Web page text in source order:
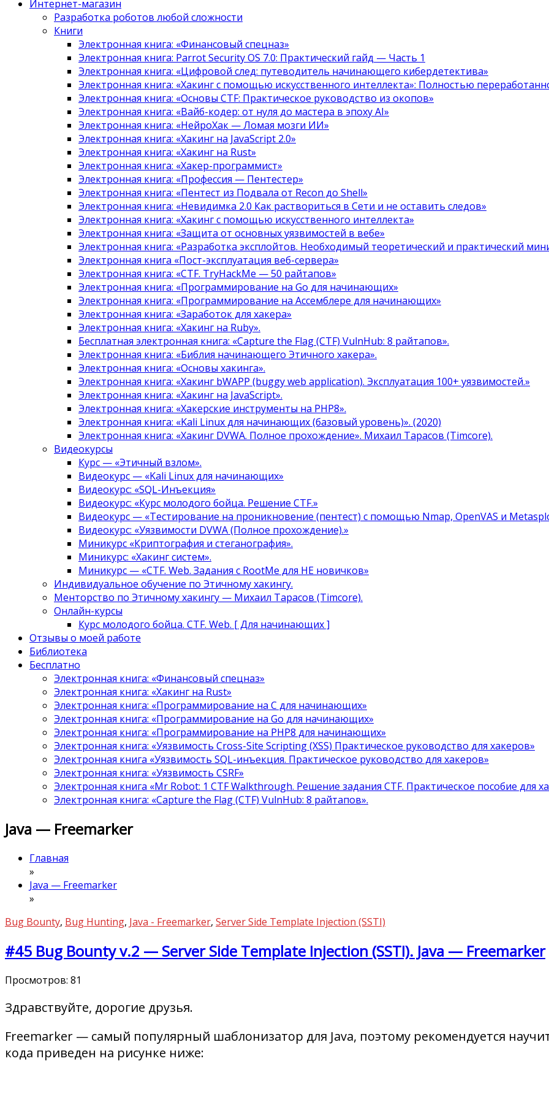
Интернет-магазин
Разработка роботов любой сложности
Книги
Электронная книга: «Финансовый спецназ»
Электронная книга: Parrot Security OS 7.0: Практический гайд — Часть 1
Электронная книга: «Цифровой след: путеводитель начинающего кибердетектива»
Электронная книга: «Хакинг с помощью искусственного интеллекта»: Полностью
Электронная книга: «Основы CTF: Практическое руководство из окопов»
Электронная книга: «Вайб-кодер: от нуля до мастера в эпоху AI»
Электронная книга: «НейроХак — Ломая мозги ИИ»
Электронная книга: «Хакинг на JavaScript 2.0»
Электронная книга: «Хакинг на Rust»
Электронная книга: «Хакер-программист»
Электронная книга: «Профессия — Пентестер»
Электронная книга: «Пентест из Подвала от Recon до Shell»
Электронная книга: «Невидимка 2.0 Как раствориться в Сети и не оставить следов»
Электронная книга: «Хакинг с помощью искусственного интеллекта»
Электронная книга: «Защита от основных уязвимостей в вебе»
Электронная книга: «Разработка эксплойтов. Необходимый теоретический и практический
Электронная книга «Пост-эксплуатация веб-сервера»
Электронная книга: «CTF. TryHackMe — 50 райтапов»
Электронная книга: «Программирование на Go для начинающих»
Электронная книга: «Программирование на Ассемблере для начинающих»
Электронная книга: «Заработок для хакера»
Электронная книга: «Хакинг на Ruby».
Бесплатная электронная книга: «Capture the Flag (CTF) VulnHub: 8 райтапов».
Электронная книга: «Библия начинающего Этичного хакера».
Электронная книга: «Основы хакинга».
Электронная книга: «Хакинг bWAPP (buggy web application). Эксплуатация 100+ уязвимостей.»
Электронная книга: «Хакинг на JavaScript».
Электронная книга: «Хакерские инструменты на PHP8».
Электронная книга: «Kali Linux для начинающих (базовый уровень)». (2020)
Электронная книга: «Хакинг DVWA. Полное прохождение». Михаил Тарасов (Timcore).
Видеокурсы
Курс — «Этичный взлом».
Видеокурс — «Kali Linux для начинающих»
Видеокурс: «SQL-Инъекция»
Видеокурс: «Курс молодого бойца. Решение CTF.»
Видеокурс — «Тестирование на проникновение (пентест) с помощью Nmap, OpenVAS и
Видеокурс: «Уязвимости DVWA (Полное прохождение).»
Миникурс «Криптография и стеганография».
Миникурс: «Хакинг систем».
Миникурс — «CTF. Web. Задания с RootMe для НЕ новичков»
Индивидуальное обучение по Этичному хакингу.
Менторство по Этичному хакингу — Михаил Тарасов (Timcore).
Онлайн-курсы
Курс молодого бойца. CTF. Web. [ Для начинающих ]
Отзывы о моей работе
Библиотека
Бесплатно
Электронная книга: «Финансовый спецназ»
Электронная книга: «Хакинг на Rust»
Электронная книга: «Программирование на C для начинающих»
Электронная книга: «Программирование на Go для начинающих»
Электронная книга: «Программирование на PHP8 для начинающих»
Электронная книга: «Уязвимость Cross-Site Scripting (XSS) Практическое руководство для хакеров»
Электронная книга «Уязвимость SQL-инъекция. Практическое руководство для хакеров»
Электронная книга: «Уязвимость CSRF»
Электронная книга «Mr Robot: 1 CTF Walkthrough. Решение задания CTF. Практическое пособие для
Электронная книга: «Capture the Flag (CTF) VulnHub: 8 райтапов».
Java — Freemarker
Главная
»
Java — Freemarker
»
Bug Bounty, Bug Hunting, Java - Freemarker, Server Side Template Injection (SSTI)
#45 Bug Bounty v.2 — Server Side Template Injection (SSTI). Java — Freemarker
Просмотров: 81
Здравствуйте, дорогие друзья.
Freemarker — самый популярный шаблонизатор для Java, поэтому рекомендуется
кода приведен на рисунке ниже: